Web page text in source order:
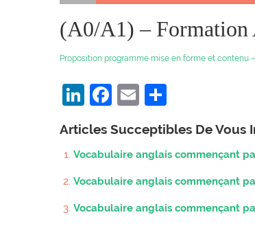
(A0/A1) – Formation
Proposition programme mise en forme et contenu
LinkedIn
Facebook
Email
Articles Succeptibles De Vous
Vocabulaire anglais commençant
Vocabulaire anglais commençant
Vocabulaire anglais commençant